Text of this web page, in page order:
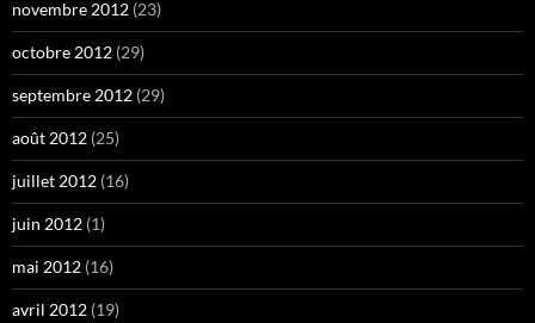
novembre 2012 (23)
octobre 2012 (29)
septembre 2012 (29)
août 2012 (25)
juillet 2012 (16)
juin 2012 (1)
mai 2012 (16)
avril 2012 (19)